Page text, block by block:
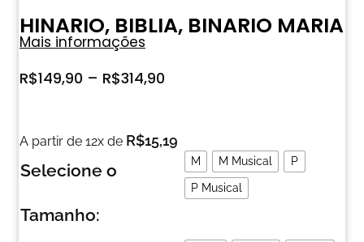
HINARIO, BIBLIA, BINARIO MARIA
Mais informações
R$149,90 – R$314,90
A partir de 12x de R$15,19
Selecione o
Tamanho:
M M Musical P
P Musical